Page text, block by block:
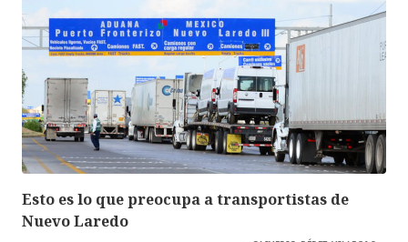
Esto es lo que preocupa a transportistas de
Nuevo Laredo